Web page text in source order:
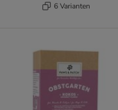
6 Varianten